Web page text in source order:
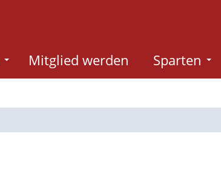
Mitglied werden Sparten